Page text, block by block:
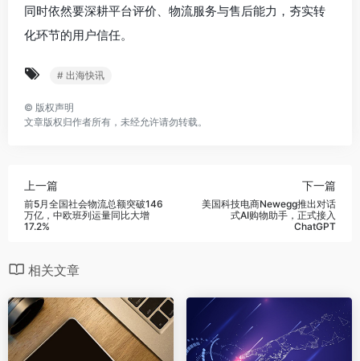
同时依然要深耕平台评价、物流服务与售后能力，夯实转
化环节的用户信任。
# 出海快讯
© 版权声明
文章版权归作者所有，未经允许请勿转载。
上一篇
前5月全国社会物流总额突破146
万亿，中欧班列运量同比大增
17.2%
下一篇
美国科技电商Newegg推出对话
式AI购物助手，正式接入
ChatGPT
相关文章